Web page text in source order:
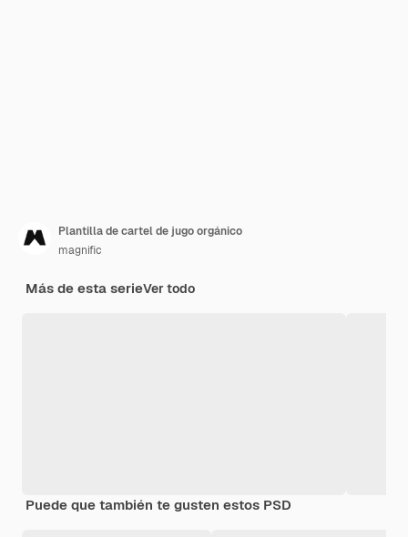
Plantilla de cartel de jugo orgánico
magnific
Más de esta serieVer todo
Puede que también te gusten estos PSD